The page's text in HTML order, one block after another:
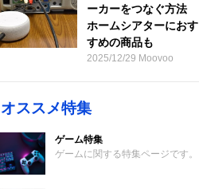
ーカーをつなぐ方法
ホームシアターにおす
すめの商品も
2025/12/29 Moovoo
オススメ特集
ゲーム特集
ゲームに関する特集ページです。